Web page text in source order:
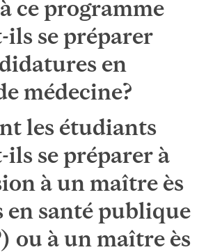
ce programme
ils se préparer
en
médecine?
les étudiants
ils se préparer à
à un maître ès
en santé publique
ou à un maître ès